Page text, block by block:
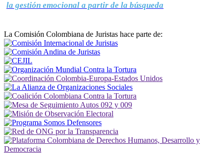
la gestión emocional a partir de la búsqueda
La Comisión Colombiana de Juristas hace parte de: